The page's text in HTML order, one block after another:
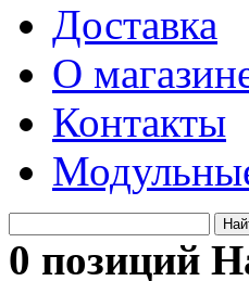
Доставка
О
Контакты
0 позиций